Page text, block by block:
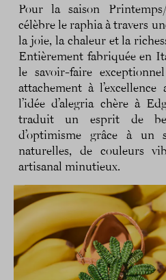
Pour la saison
célèbre le raphia à travers
la joie, la chaleur et la
Entièrement fabriquée en
le savoir-faire
attachement à
l’idée d’alegria chère à
traduit un esprit de
d’optimisme grâce à
naturelles, de couleurs
artisanal minutieux.